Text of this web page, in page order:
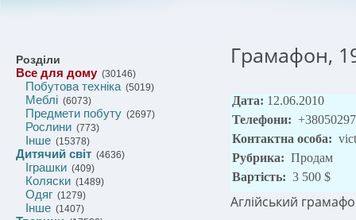
Розділи
Все для дому (30146)
Побутова техніка(5019)
Меблі (6073)
Предмети побуту (2697)
Рослини (773)
Інше (15378)
Дитячий світ (4636)
Іграшки (409)
Коляски (1489)
Одяг (1279)
Інше (1407)
Грамафон,
Дата: 12.06.2010
Телефони:
Контактна особа:
Рубрика: Продам
Вартість: 3 500 $
Аглійський